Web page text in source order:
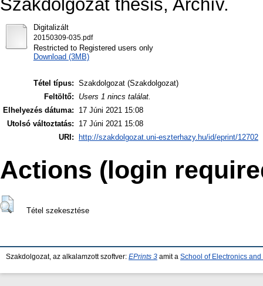
Szakdolgozat thesis, Archív.
Digitalizált
20150309-035.pdf
Restricted to Registered users only
Download (3MB)
Tétel típus: Szakdolgozat (Szakdolgozat)
Feltöltő:
Users 1 nincs találat.
Elhelyezés dátuma:
17 Júni 2021 15:08
Utolsó változtatás:
17 Júni 2021 15:08
URI:
http://szakdolgozat.uni-eszterhazy.hu/id/eprint/12702
Actions (login
Tétel szekesztése
Szakdolgozat, az alkalamzott szoftver: EPrints 3 amit a School of Electronics